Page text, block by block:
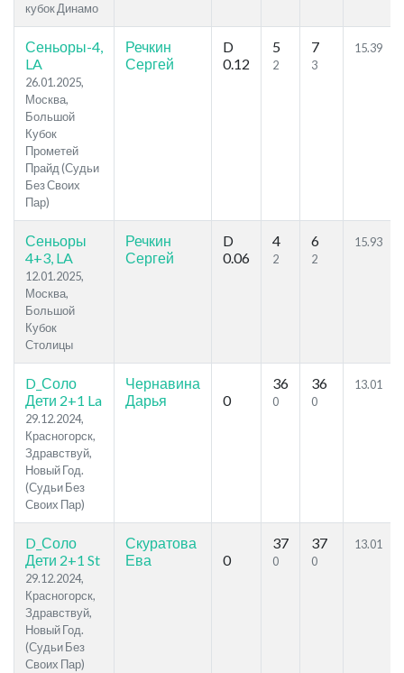
кубок Динамо
Сеньоры-4,
LA
26.01.2025,
Москва,
Большой
Кубок
Прометей
Прайд (Судьи
Без Своих
Пар)
Речкин
Сергей
D
0.12
5
2
7
3
15.39
Сеньоры
4+3, LA
12.01.2025,
Москва,
Большой
Кубок
Столицы
Речкин
Сергей
D
0.06
4
2
6
2
15.93
D_Соло
Дети 2+1 La
29.12.2024,
Красногорск,
Здравствуй,
Новый Год.
(Судьи Без
Своих Пар)
Чернавина
Дарья
0
36
0
36
0
13.01
D_Соло
Дети 2+1 St
29.12.2024,
Красногорск,
Здравствуй,
Новый Год.
(Судьи Без
Своих Пар)
Скуратова
Ева
0
37
0
37
0
13.01